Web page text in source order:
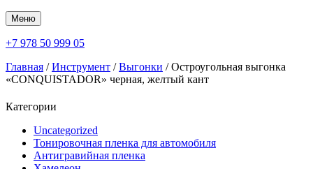
Меню
+7 978 50 999 05
Главная /Инструмент /Выгонки / Остроугольная выгонка
«CONQUISTADOR» черная, желтый кант
Категории
Uncategorized
Тонировочная пленка для автомобиля
Антигравийная пленка